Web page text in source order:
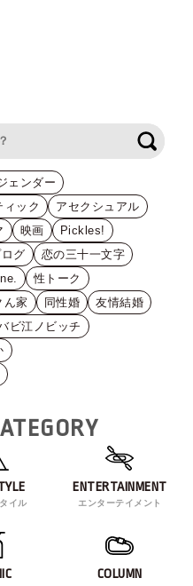
ェンダー
ィック
アセクシュアル
映画
Pickles!
グ
恋の三十一文字
性トーク
ん家 同性婚
友情結婚
ビ江ノビッチ
イル
ENTERTAINMENT
エンターテイメント
COLUMN